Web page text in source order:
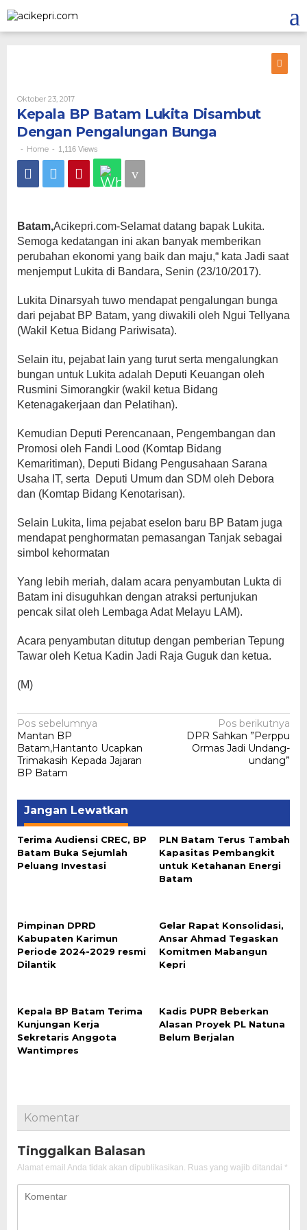
ke
konten
Oktober 23, 2017Oleh
Kepala BP Batam Lukita Disambut
Dengan Pengalungan Bunga
- Home - 1,116 Views
Batam,Acikepri.com-Selamat datang bapak Lukita.
Semoga kedatangan ini akan banyak memberikan
perubahan ekonomi yang baik dan maju,“ kata Jadi saat
menjemput Lukita di Bandara, Senin (23/10/2017).
Lukita Dinarsyah tuwo mendapat pengalungan bunga
dari pejabat BP Batam, yang diwakili oleh Ngui Tellyana
(Wakil Ketua Bidang Pariwisata).
Selain itu, pejabat lain yang turut serta mengalungkan
bungan untuk Lukita adalah Deputi Keuangan oleh
Rusmini Simorangkir (wakil ketua Bidang
Ketenagakerjaan dan Pelatihan).
Kemudian Deputi Perencanaan, Pengembangan dan
Promosi oleh Fandi Lood (Komtap Bidang
Kemaritiman), Deputi Bidang Pengusahaan Sarana
Usaha IT, serta Deputi Umum dan SDM oleh Debora
dan (Komtap Bidang Kenotarisan).
Selain Lukita, lima pejabat eselon baru BP Batam juga
mendapat penghormatan pemasangan Tanjak sebagai
simbol kehormatan
Yang lebih meriah, dalam acara penyambutan Lukta di
Batam ini disuguhkan dengan atraksi pertunjukan
pencak silat oleh Lembaga Adat Melayu LAM).
Acara penyambutan ditutup dengan pemberian Tepung
Tawar oleh Ketua Kadin Jadi Raja Guguk dan ketua.
(M)
Navigasi
pos
Pos sebelumnya
Mantan BP
Batam,Hantanto Ucapkan
Trimakasih Kepada Jajaran
BP Batam
Pos berikutnya
DPR Sahkan ”Perppu
Ormas Jadi Undang-
undang”
Jangan Lewatkan
Terima Audiensi CREC, BP
Batam Buka Sejumlah
Peluang Investasi
PLN Batam Terus Tambah
Kapasitas Pembangkit
untuk Ketahanan Energi
Batam
Pimpinan DPRD
Kabupaten Karimun
Periode 2024-2029 resmi
Dilantik
Gelar Rapat Konsolidasi,
Ansar Ahmad Tegaskan
Komitmen Mabangun
Kepri
Kepala BP Batam Terima
Kunjungan Kerja
Sekretaris Anggota
Wantimpres
Kadis PUPR Beberkan
Alasan Proyek PL Natuna
Belum Berjalan
Komentar
Tinggalkan Balasan
Alamat email Anda tidak akan dipublikasikan. Ruas yang wajib ditandai *